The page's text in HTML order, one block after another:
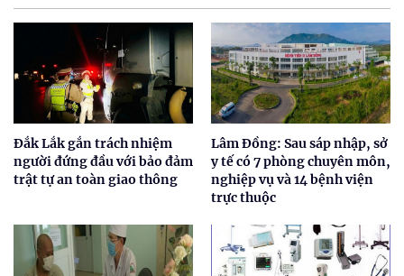
Đắk Lắk gắn trách nhiệm
người đứng đầu với bảo đảm
trật tự an toàn giao thông
Lâm Đồng: Sau sáp nhập, sở
y tế có 7 phòng chuyên môn,
nghiệp vụ và 14 bệnh viện
trực thuộc